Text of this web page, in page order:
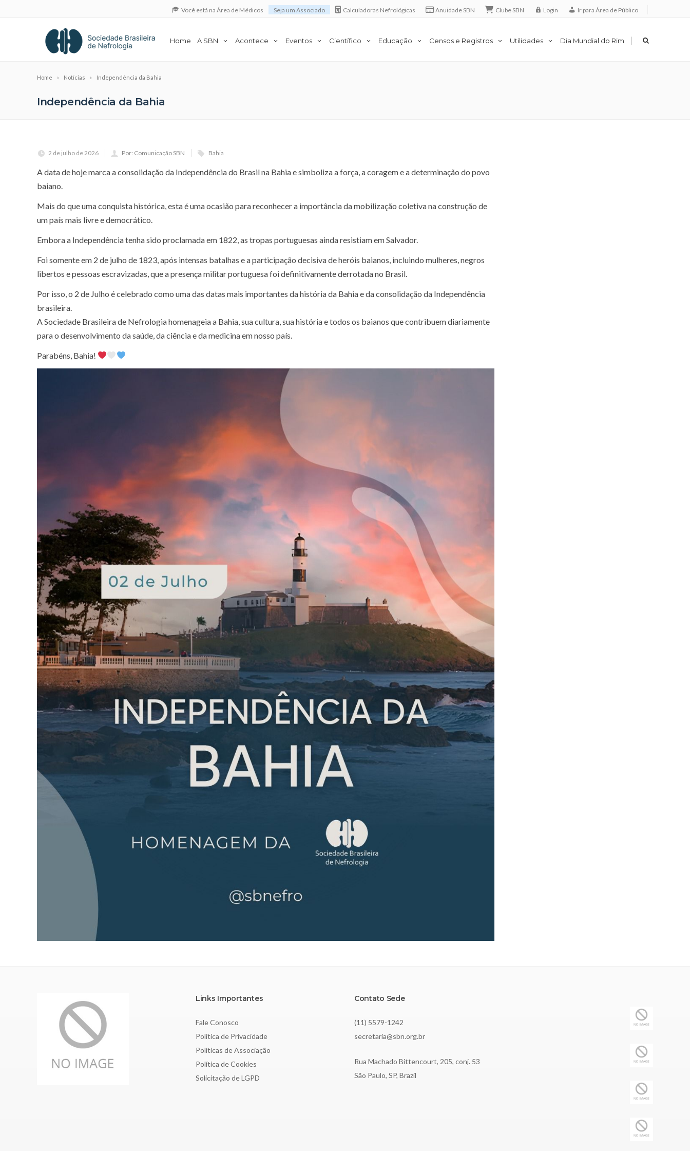
Você está na Área de Médicos Seja um Associado Calculadoras Nefrológicas Anuidade SBN Clube SBN Login Ir para Área de Público
Home A SBN Acontece Eventos Científico Educação Censos e Registros Utilidades Dia Mundial do Rim |
Home Notícias Independência da Bahia
Independência da Bahia
2 de julho de 2026 Por: Comunicação SBN Bahia
A data de hoje marca a consolidação da Independência do Brasil na Bahia e simboliza a força, a coragem e a determinação do povo
baiano.
Mais do que uma conquista histórica, esta é uma ocasião para reconhecer a importância da mobilização coletiva na construção de
um país mais livre e democrático.
Embora a Independência tenha sido proclamada em 1822, as tropas portuguesas ainda resistiam em Salvador.
Foi somente em 2 de julho de 1823, após intensas batalhas e a participação decisiva de heróis baianos, incluindo mulheres, negros
libertos e pessoas escravizadas, que a presença militar portuguesa foi definitivamente derrotada no Brasil.
Por isso, o 2 de Julho é celebrado como uma das datas mais importantes da história da Bahia e da consolidação da Independência
brasileira.
A Sociedade Brasileira de Nefrologia homenageia a Bahia, sua cultura, sua história e todos os baianos que contribuem diariamente
para o desenvolvimento da saúde, da ciência e da medicina em nosso país.
Parabéns, Bahia!
Links Importantes
Fale Conosco
Política de Privacidade
Políticas de Associação
Política de Cookies
Solicitação de LGPD
Contato Sede
(11) 5579-1242
secretaria@sbn.org.br
Rua Machado Bittencourt, 205, conj. 53
São Paulo, SP, Brazil